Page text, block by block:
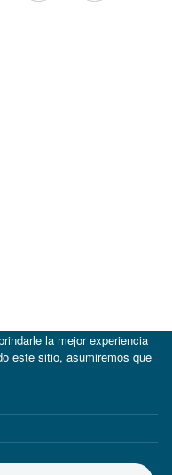
la mejor experiencia
este sitio, asumiremos que